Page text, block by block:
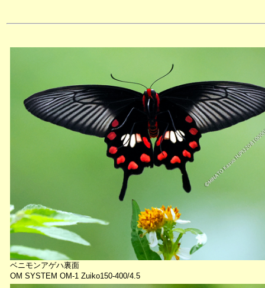
ベニモンアゲハ裏面
OM SYSTEM OM-1 Zuiko150-400/4.5